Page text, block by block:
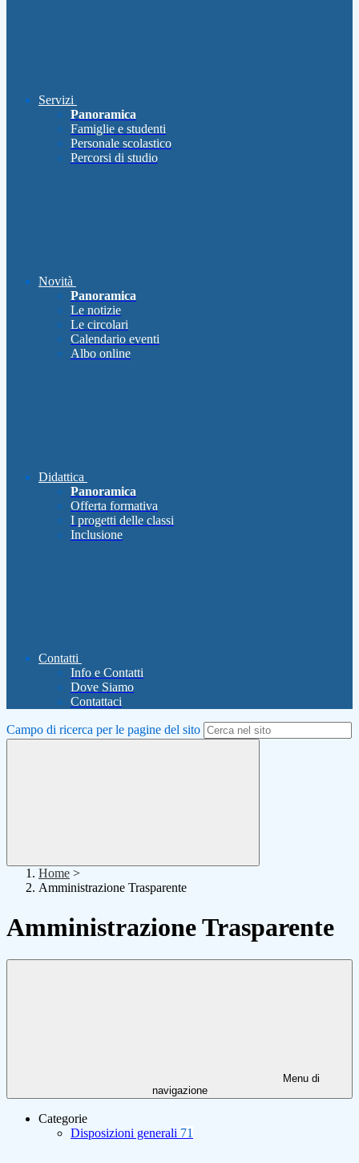
Servizi
Panoramica
Famiglie e studenti
Personale scolastico
Percorsi di studio
Novità
Panoramica
Le notizie
Le circolari
Calendario eventi
Albo online
Didattica
Panoramica
Offerta formativa
I progetti delle classi
Inclusione
Contatti
Info e Contatti
Dove Siamo
Contattaci
Campo di ricerca per le pagine del sito
Home >
Amministrazione Trasparente
Amministrazione Trasparente
Menu di
navigazione
Categorie
Disposizioni generali 71